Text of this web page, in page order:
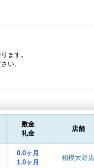
ます。
い。
敷金
礼金
店舗
0.0ヶ月
1.0ヶ月
相模大野店